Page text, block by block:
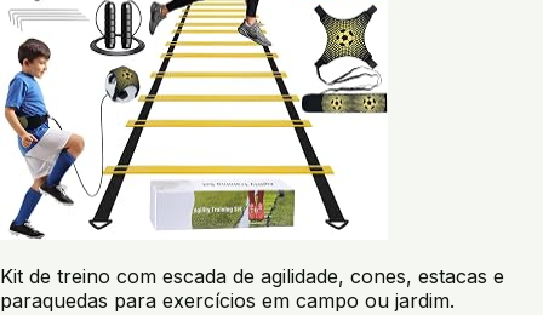
Kit de treino com escada de agilidade, cones, estacas e
paraquedas para exercícios em campo ou jardim.